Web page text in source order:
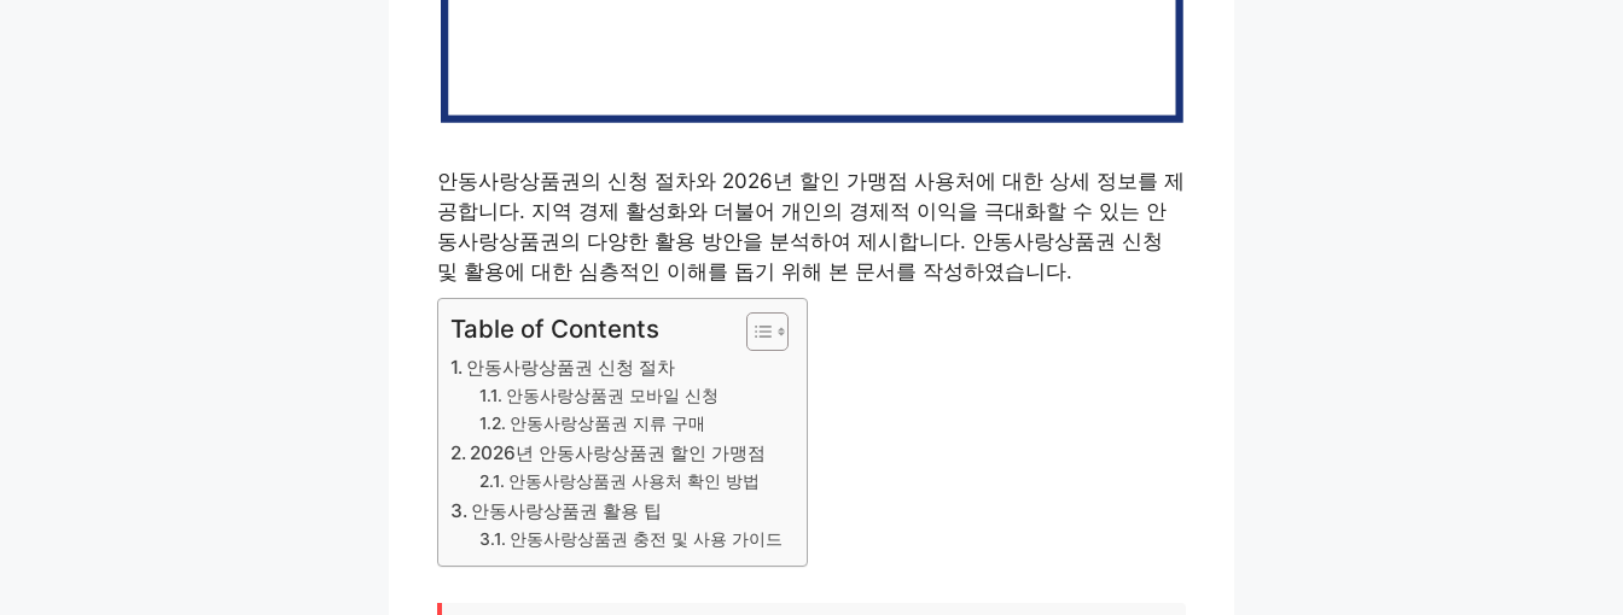
안동사랑상품권의 신청 절차와 2026년 할인 가맹점 사용처에 대한 상세 정보를 제
공합니다. 지역 경제 활성화와 더불어 개인의 경제적 이익을 극대화할 수 있는 안
동사랑상품권의 다양한 활용 방안을 분석하여 제시합니다. 안동사랑상품권 신청
및 활용에 대한 심층적인 이해를 돕기 위해 본 문서를 작성하였습니다.
Table of Contents
안동사랑상품권 신청 절차
안동사랑상품권 모바일 신청
안동사랑상품권 지류 구매
2026년 안동사랑상품권 할인 가맹점
안동사랑상품권 사용처 확인 방법
안동사랑상품권 활용 팁
안동사랑상품권 충전 및 사용 가이드